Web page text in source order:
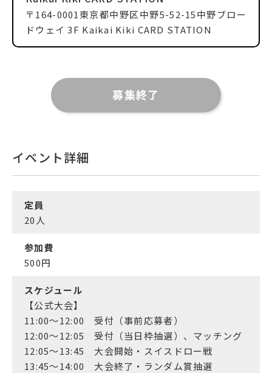
〒 164-0001 東京都中野区中野5-52-15中野ブロー
ドウェイ 3F Kaikai Kiki CARD STATION
募集終了
イベント詳細
定員
20 人
参加費
500円
スケジュール
【公式大会】
11:00～12:00 受付（事前応募者）
12:00～12:05 受付（当日枠抽選）、マッチング
12:05～13:45 大会開始・スイスドロー戦
13:45〜14:00 大会終了・ランダム賞抽選